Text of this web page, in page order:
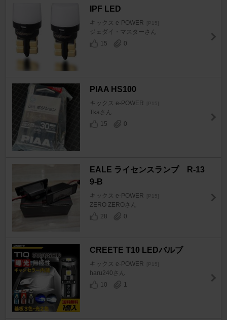
IPF LED
キックス e-POWER [P15]
ジェダイ・マスターさん
15
0
PIAA HS100
キックス e-POWER [P15]
Tkaさん
15
0
EALE ライセンスランプ R-13
9-B
キックス e-POWER [P15]
ZERO ZEROさん
28
0
CREETE T10 LEDバルブ
キックス e-POWER [P15]
haru240さん
10
1